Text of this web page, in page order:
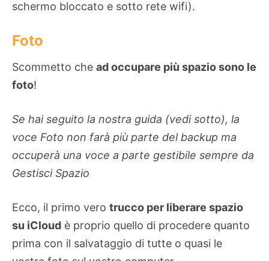
schermo bloccato e sotto rete wifi).
Foto
Scommetto che ad occupare più spazio sono le
foto!
Se hai seguito la nostra guida (vedi sotto), la
voce Foto non farà più parte del backup ma
occuperà una voce a parte gestibile sempre da
Gestisci Spazio
Ecco, il primo vero trucco per liberare spazio
su iCloud è proprio quello di procedere quanto
prima con il salvataggio di tutte o quasi le